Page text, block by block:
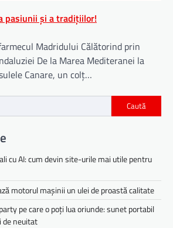
pasiunii și a tradițiilor!
Madridului Călătorind prin
De la Marea Mediteranei la
Canare, un colț…
Caută
cu AI: cum devin site-urile mai utile pentru
motorul mașinii un ulei de proastă calitate
pe care o poți lua oriunde: sunet portabil
de neuitat